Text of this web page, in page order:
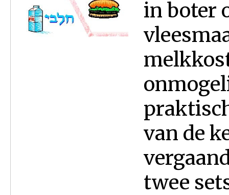
in boter
van de
twee